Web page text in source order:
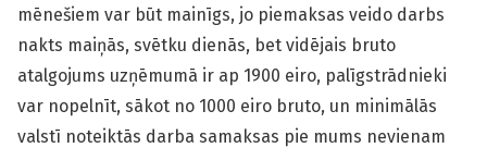
mēnešiem var būt mainīgs, jo piemaksas veido darbs
nakts maiņās, svētku dienās, bet vidējais bruto
atalgojums uzņēmumā ir ap 1900 eiro, palīgstrādnieki
var nopelnīt, sākot no 1000 eiro bruto, un minimālās
valstī noteiktās darba samaksas pie mums nevienam